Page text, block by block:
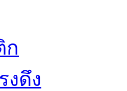
ก
งดึง